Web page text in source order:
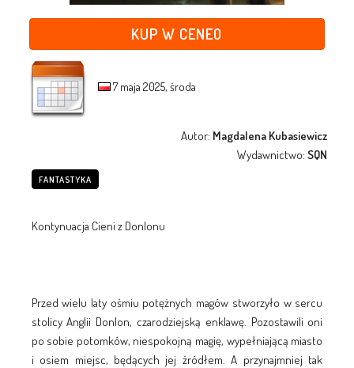
KUP W CENEO
7 maja 2025, środa
Autor: Magdalena Kubasiewicz
Wydawnictwo:SQN
FANTASTYKA
Kontynuacja Cieni z Donlonu
Przed wielu laty ośmiu potężnych magów stworzyło w sercu
stolicy Anglii Donlon, czarodziejską enklawę. Pozostawili oni
po sobie potomków, niespokojną magię, wypełniającą miasto
i osiem miejsc, będących jej źródłem. A przynajmniej tak